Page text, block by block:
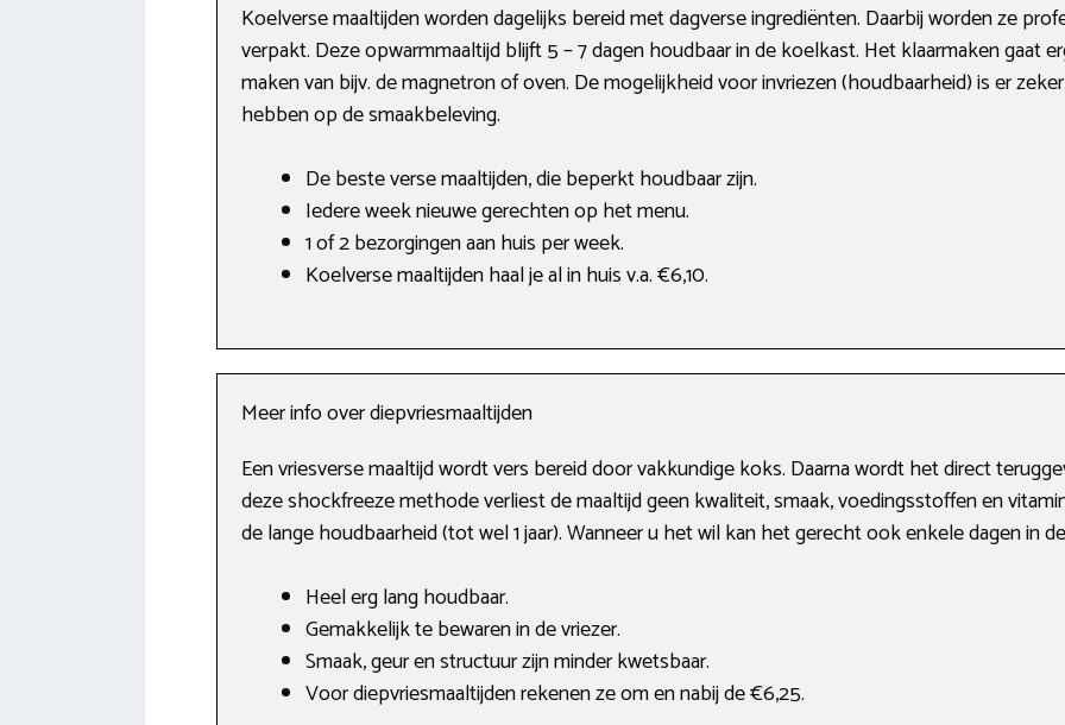
Koelverse maaltijden worden dagelijks bereid met dagverse ingrediënten. Daarbij worden ze
verpakt. Deze opwarmmaaltijd blijft 5 – 7 dagen houdbaar in de koelkast. Het klaarmaken gaat
maken van bijv. de magnetron of oven. De mogelijkheid voor invriezen (houdbaarheid) is er
hebben op de smaakbeleving.
De beste verse maaltijden, die beperkt houdbaar zijn.
Iedere week nieuwe gerechten op het menu.
1 of 2 bezorgingen aan huis per week.
Koelverse maaltijden haal je al in huis v.a. €6,10.
Meer info over diepvriesmaaltijden
Een vriesverse maaltijd wordt vers bereid door vakkundige koks. Daarna wordt het direct
deze shockfreeze methode verliest de maaltijd geen kwaliteit, smaak, voedingsstoffen en
de lange houdbaarheid (tot wel 1 jaar). Wanneer u het wil kan het gerecht ook enkele dagen in
Heel erg lang houdbaar.
Gemakkelijk te bewaren in de vriezer.
Smaak, geur en structuur zijn minder kwetsbaar.
Voor diepvriesmaaltijden rekenen ze om en nabij de €6,25.